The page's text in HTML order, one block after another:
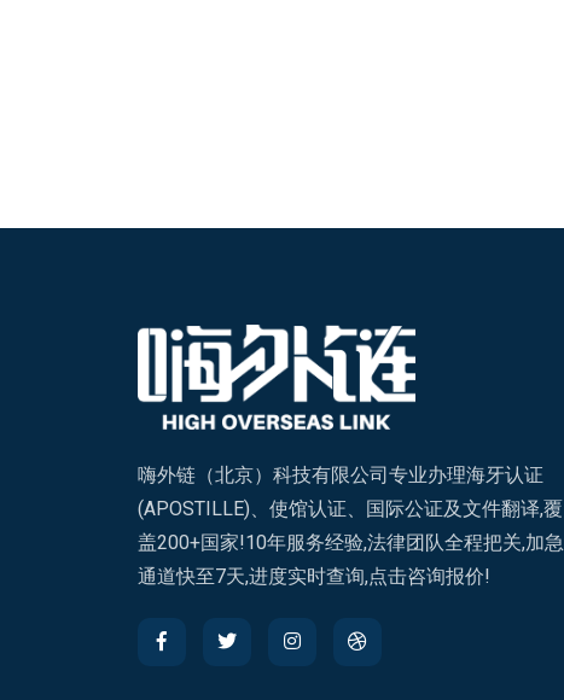
嗨外链（北京）科技有限公司专业办理海牙认证
(APOSTILLE)、使馆认证、国际公证及文件翻译,覆
盖200+国家!10年服务经验,法律团队全程把关,加急
通道快至7天,进度实时查询,点击咨询报价!